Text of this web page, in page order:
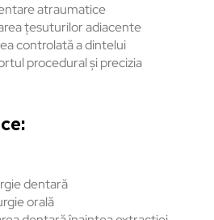
atraumatice
țesuturilor adiacente
controlată a dintelui
procedural și precizia
dentară
orală